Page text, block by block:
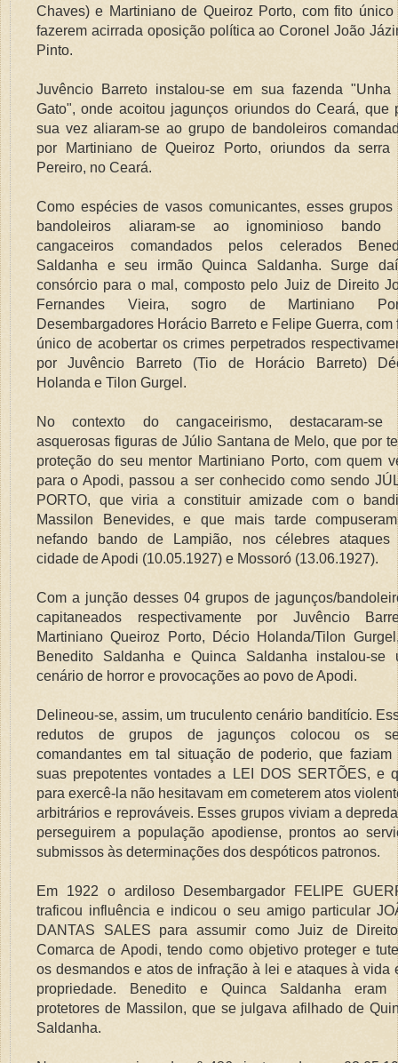
Chaves) e Martiniano de Queiroz Porto, com fito único
fazerem acirrada oposição política ao Coronel João
Pinto.
Juvêncio Barreto instalou-se em sua fazenda "Unha
Gato", onde acoitou jagunços oriundos do Ceará, que
sua vez aliaram-se ao grupo de bandoleiros
por Martiniano de Queiroz Porto, oriundos da serra
Pereiro, no Ceará.
Como espécies de vasos comunicantes, esses grupos
bandoleiros aliaram-se ao ignominioso bando
cangaceiros comandados pelos celerados
Saldanha e seu irmão Quinca Saldanha. Surge
consórcio para o mal, composto pelo Juiz de Direito
Fernandes Vieira, sogro de Martiniano
Desembargadores Horácio Barreto e Felipe Guerra, com
único de acobertar os crimes perpetrados
por Juvêncio Barreto (Tio de Horácio Barreto)
Holanda e Tilon Gurgel.
No contexto do cangaceirismo, destacaram-se
asquerosas figuras de Júlio Santana de Melo, que por
proteção do seu mentor Martiniano Porto, com quem
para o Apodi, passou a ser conhecido como sendo
PORTO, que viria a constituir amizade com o
Massilon Benevides, e que mais tarde
nefando bando de Lampião, nos célebres ataques
cidade de Apodi (10.05.1927) e Mossoró (13.06.1927).
Com a junção desses 04 grupos de jagunços/
capitaneados respectivamente por Juvêncio
Martiniano Queiroz Porto, Décio Holanda/Tilon
Benedito Saldanha e Quinca Saldanha instalou-se
cenário de horror e provocações ao povo de Apodi.
Delineou-se, assim, um truculento cenário banditício.
redutos de grupos de jagunços colocou os
comandantes em tal situação de poderio, que faziam
suas prepotentes vontades a LEI DOS SERTÕES, e
para exercê-la não hesitavam em cometerem atos
arbitrários e reprováveis. Esses grupos viviam a
perseguirem a população apodiense, prontos ao
submissos às determinações dos despóticos patronos.
Em 1922 o ardiloso Desembargador FELIPE
traficou influência e indicou o seu amigo particular
DANTAS SALES para assumir como Juiz de
Comarca de Apodi, tendo como objetivo proteger e
os desmandos e atos de infração à lei e ataques à vida
propriedade. Benedito e Quinca Saldanha eram
protetores de Massilon, que se julgava afilhado de
Saldanha.